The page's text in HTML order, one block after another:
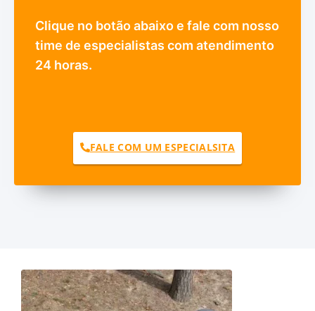
Clique no botão abaixo e fale com nosso
time de especialistas com atendimento
24 horas.
FALE COM UM ESPECIALSITA